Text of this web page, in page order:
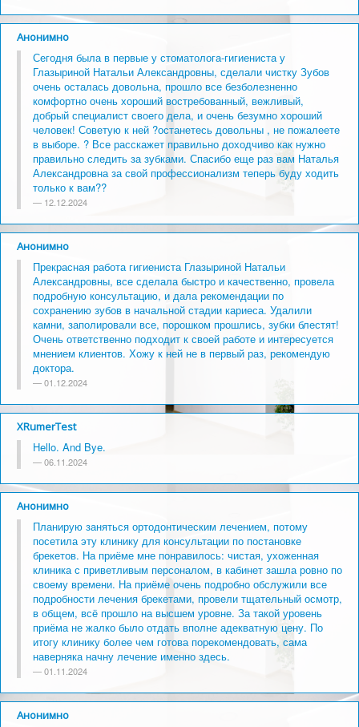
Анонимно
Сегодня была в первые у стоматолога-гигиениста у
Глазыриной Натальи Александровны, сделали чистку Зубов
очень осталась довольна, прошло все безболезненно
комфортно очень хороший востребованный, вежливый,
добрый специалист своего дела, и очень безумно хороший
человек! Советую к ней ?останетесь довольны , не пожалеете
в выборе. ? Все расскажет правильно доходчиво как нужно
правильно следить за зубками. Спасибо еще раз вам Наталья
Александровна за свой профессионализм теперь буду ходить
только к вам??
12.12.2024
Анонимно
Прекрасная работа гигиениста Глазыриной Натальи
Александровны, все сделала быстро и качественно, провела
подробную консультацию, и дала рекомендации по
сохранению зубов в начальной стадии кариеса. Удалили
камни, заполировали все, порошком прошлись, зубки блестят!
Очень ответственно подходит к своей работе и интересуется
мнением клиентов. Хожу к ней не в первый раз, рекомендую
доктора.
01.12.2024
XRumerTest
Hello. And Bye.
06.11.2024
Анонимно
Планирую заняться ортодонтическим лечением, потому
посетила эту клинику для консультации по постановке
брекетов. На приёме мне понравилось: чистая, ухоженная
клиника с приветливым персоналом, в кабинет зашла ровно по
своему времени. На приёме очень подробно обслужили все
подробности лечения брекетами, провели тщательный осмотр,
в общем, всё прошло на высшем уровне. За такой уровень
приёма не жалко было отдать вполне адекватную цену. По
итогу клинику более чем готова порекомендовать, сама
наверняка начну лечение именно здесь.
01.11.2024
Анонимно